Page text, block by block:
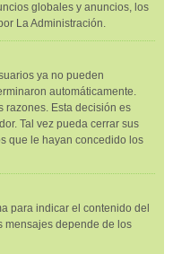
globales y anuncios, los
La Administración.
ya no pueden
automáticamente.
razones. Esta decisión es
Tal vez pueda cerrar sus
que le hayan concedido los
para indicar el contenido del
mensajes depende de los